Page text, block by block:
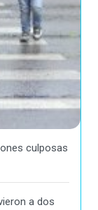
culposas
a dos